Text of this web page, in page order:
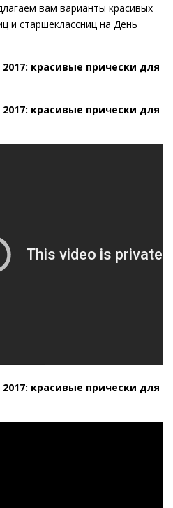
вам варианты красивых
и старшеклассниц на День
красивые прически для
красивые прически для
красивые прически для